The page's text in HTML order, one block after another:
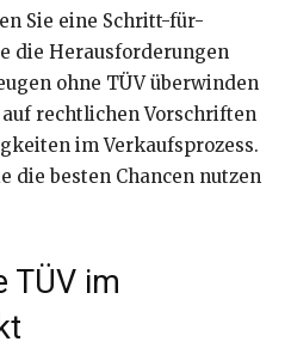
Sie eine Schritt-für-
die Herausforderungen
ohne TÜV überwinden
rechtlichen Vorschriften
im Verkaufsprozess.
die besten Chancen nutzen
TÜV im